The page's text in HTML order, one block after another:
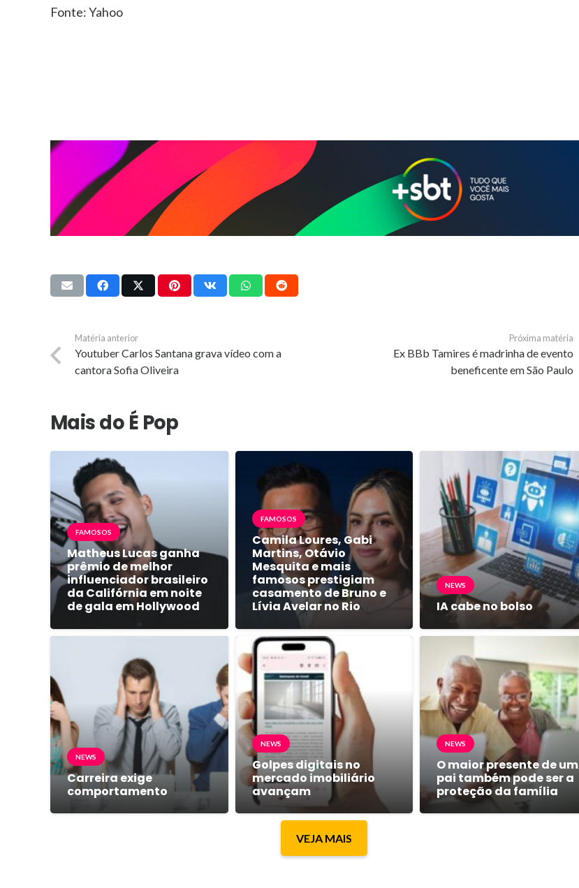
Fonte: Yahoo
Matéria anterior
Youtuber Carlos Santana grava vídeo com a
cantora Sofia Oliveira
Próxima matéria
Ex BBb Tamires é madrinha de evento
beneficente em São Paulo
Mais do É Pop
FAMOSOS
Matheus Lucas ganha
prêmio de melhor
influenciador brasileiro
da Califórnia em noite
de gala em Hollywood
FAMOSOS
Camila Loures, Gabi
Martins, Otávio
Mesquita e mais
famosos prestigiam
casamento de Bruno e
Lívia Avelar no Rio
NEWS
IA cabe no bolso
NEWS
Carreira exige
comportamento
NEWS
Golpes digitais no
mercado imobiliário
avançam
NEWS
O maior presente de um
pai também pode ser a
proteção da família
VEJA MAIS